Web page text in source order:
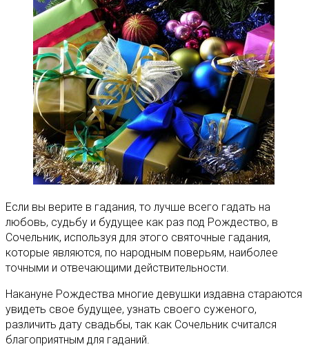
Если вы верите в гадания, то лучше всего гадать на
любовь, судьбу и будущее как раз под Рождество, в
Сочельник, используя для этого святочные гадания,
которые являются, по народным поверьям, наиболее
точными и отвечающими действительности.
Накануне Рождества многие девушки издавна стараются
увидеть свое будущее, узнать своего суженого,
различить дату свадьбы, так как Сочельник считался
благоприятным для гаданий.